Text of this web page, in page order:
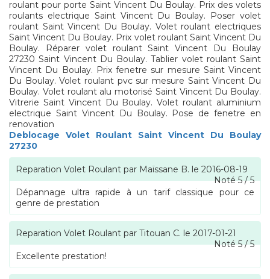
roulant pour porte Saint Vincent Du Boulay. Prix des volets
roulants electrique Saint Vincent Du Boulay. Poser volet
roulant Saint Vincent Du Boulay. Volet roulant electriques
Saint Vincent Du Boulay. Prix volet roulant Saint Vincent Du
Boulay. Réparer volet roulant Saint Vincent Du Boulay
27230 Saint Vincent Du Boulay. Tablier volet roulant Saint
Vincent Du Boulay. Prix fenetre sur mesure Saint Vincent
Du Boulay. Volet roulant pvc sur mesure Saint Vincent Du
Boulay. Volet roulant alu motorisé Saint Vincent Du Boulay.
Vitrerie Saint Vincent Du Boulay. Volet roulant aluminium
electrique Saint Vincent Du Boulay. Pose de fenetre en
renovation
Deblocage Volet Roulant Saint Vincent Du Boulay
27230
Reparation Volet Roulant par Maïssane B. le 2016-08-19
Noté5/5
Dépannage ultra rapide à un tarif classique pour ce
genre de prestation
Reparation Volet Roulant par Titouan C. le 2017-01-21
Noté5/5
Excellente prestation!